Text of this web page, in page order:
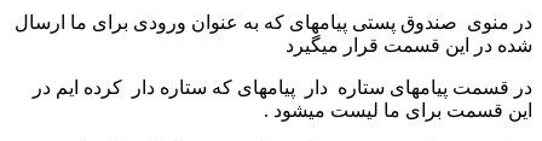
در منوی صندوق پستی پیامهای که به عنوان ورودی برای ما ارسال
شده در این قسمت قرار میگیرد
در قسمت پیامهای ستاره دار پیامهای که ستاره دار کرده ایم در
این قسمت برای ما لیست میشود .